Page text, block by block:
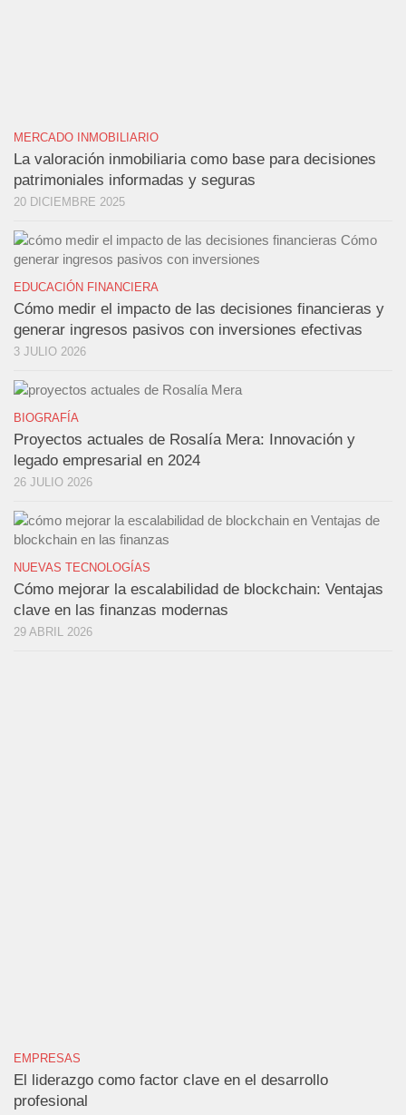
MERCADO INMOBILIARIO
La valoración inmobiliaria como base para decisiones
patrimoniales informadas y seguras
20 DICIEMBRE 2025
EDUCACIÓN FINANCIERA
Cómo medir el impacto de las decisiones financieras y
generar ingresos pasivos con inversiones efectivas
3 JULIO 2026
BIOGRAFÍA
Proyectos actuales de Rosalía Mera: Innovación y
legado empresarial en 2024
26 JULIO 2026
NUEVAS TECNOLOGÍAS
Cómo mejorar la escalabilidad de blockchain: Ventajas
clave en las finanzas modernas
29 ABRIL 2026
EMPRESAS
El liderazgo como factor clave en el desarrollo
profesional